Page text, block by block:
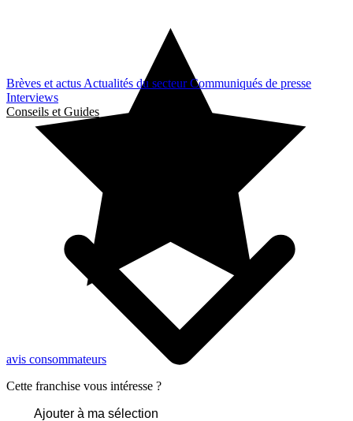
Brèves et actus Actualités du secteurCommuniqués de presse
Interviews
Conseils et Guides
avis consommateurs
Cette franchise vous intéresse ?
Ajouter à ma sélection